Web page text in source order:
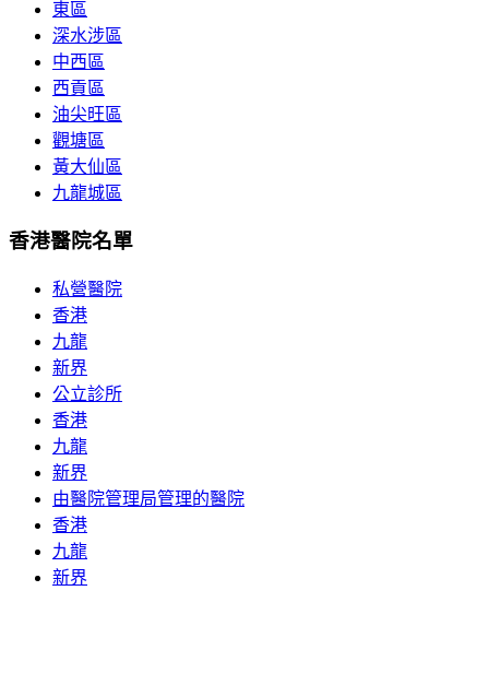
東區
深水涉區
中西區
西貢區
油尖旺區
觀塘區
黃大仙區
九龍城區
香港醫院名單
私營醫院
香港
九龍
新界
公立診所
香港
九龍
新界
由醫院管理局管理的醫院
香港
九龍
新界